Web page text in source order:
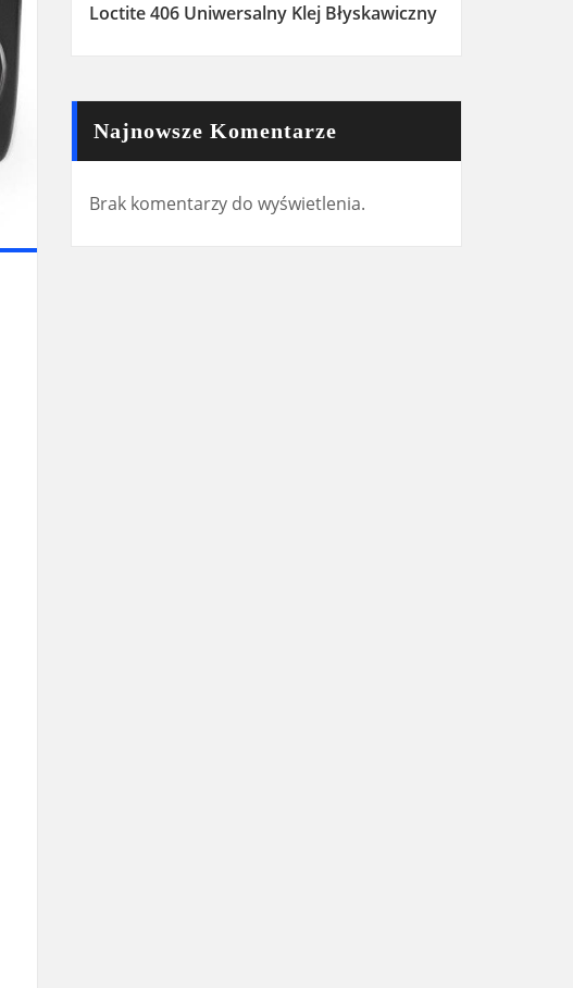
Loctite 406 Uniwersalny Klej Błyskawiczny
Najnowsze Komentarze
Brak komentarzy do wyświetlenia.